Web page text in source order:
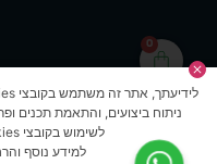
0
ניתוח ביצועים, והתאמת תכנים
לשימוש בקובצי Cookies בהתאם למדיניות שלנו.
למידע נוסף